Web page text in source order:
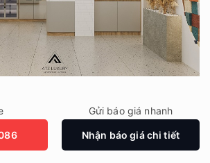
Gửi báo giá nhanh
Nhận báo giá chi tiết